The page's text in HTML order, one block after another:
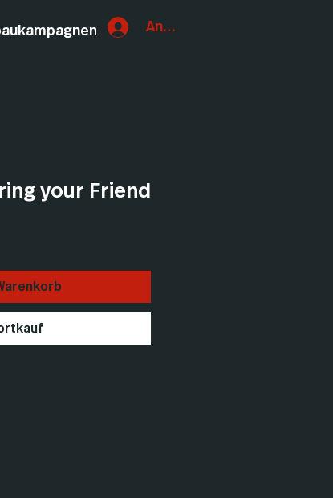
Anmelden
your Friend